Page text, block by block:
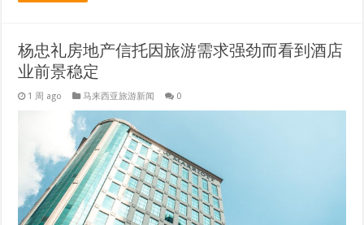
杨忠礼房地产信托因旅游需求强劲而看到酒店
业前景稳定
1 周 ago 马来西亚旅游新闻 0